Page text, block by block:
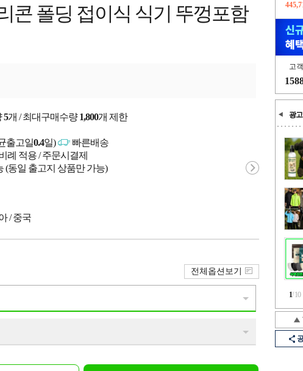
고
광고
1/10
콘 폴딩 접이식 식기 뚜껑포함
5개 / 최대구매수량1,800개 제한
출고일0.4일)
빠른배송
례 적용 / 주문시결제
(동일 출고지 상품만 가능)
/ 중국
전체옵션보기